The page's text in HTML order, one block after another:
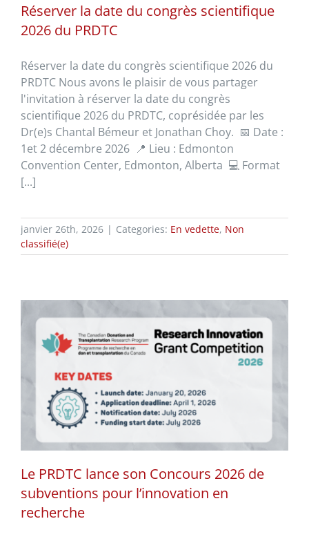
Réserver la date du congrès scientifique
2026 du PRDTC
Réserver la date du congrès scientifique 2026 du
PRDTC Nous avons le plaisir de vous partager
l'invitation à réserver la date du congrès
scientifique 2026 du PRDTC, coprésidée par les
Dr(e)s Chantal Bémeur et Jonathan Choy. 📅 Date :
1et 2 décembre 2026 📍 Lieu : Edmonton
Convention Center, Edmonton, Alberta 💻 Format
[...]
janvier 26th, 2026 | Categories: En vedette, Non
classifié(e)
Le PRDTC lance son Concours 2026 de
subventions pour l’innovation en
recherche